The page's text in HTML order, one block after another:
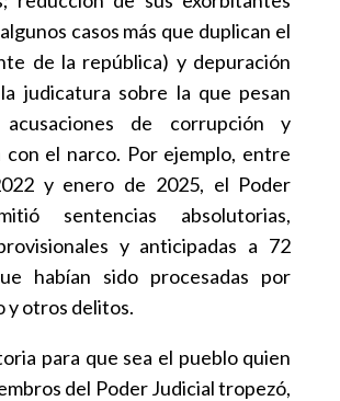
casos más que duplican el
de la república) y depuración
judicatura sobre la que pesan
acusaciones de corrupción y
con el narco. Por ejemplo, entre
y enero de 2025, el Poder
sentencias absolutorias,
y anticipadas a 72
habían sido procesadas por
y otros delitos.
para que sea el pueblo quien
del Poder Judicial tropezó,